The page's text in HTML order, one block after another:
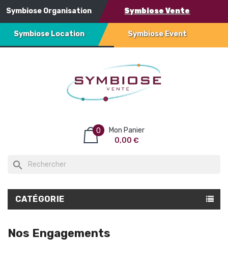
Symbiose Organisation Symbiose Vente
Symbiose Location Symbiose Event
Mon Panier
0
0,00 €
search
CATÉGORIE
Nos Engagements